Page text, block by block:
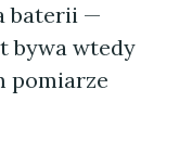
baterii —
bywa wtedy
pomiarze